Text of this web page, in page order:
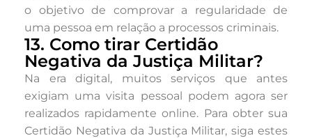
o objetivo de comprovar a regularidade de
uma pessoa em relação a processos criminais.
13. Como tirar Certidão
Negativa da Justiça Militar?
Na era digital, muitos serviços que antes
exigiam uma visita pessoal podem agora ser
realizados rapidamente online. Para obter sua
Certidão Negativa da Justiça Militar, siga estes